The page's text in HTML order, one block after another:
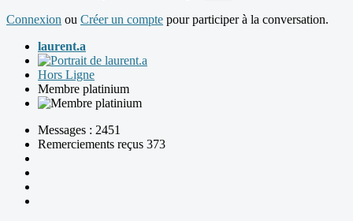
Connexion ou Créer un compte pour participer à la conversation.
laurent.a
Hors Ligne
Membre platinium
Messages : 2451
Remerciements reçus 373